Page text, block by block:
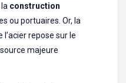
construction
ou portuaires. Or, la
repose sur le
majeure